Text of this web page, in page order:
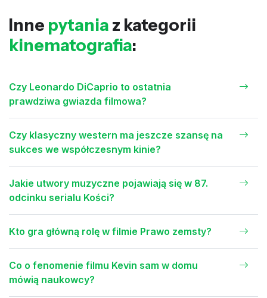
Inne pytania z kategorii
kinematografia:
Czy Leonardo DiCaprio to ostatnia
prawdziwa gwiazda filmowa?
Czy klasyczny western ma jeszcze szansę na
sukces we współczesnym kinie?
Jakie utwory muzyczne pojawiają się w 87.
odcinku serialu Kości?
Kto gra główną rolę w filmie Prawo zemsty?
Co o fenomenie filmu Kevin sam w domu
mówią naukowcy?